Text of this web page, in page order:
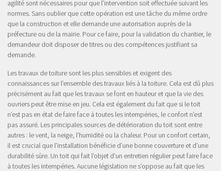
agilité sont nécessaires pour que l’intervention soit effectuée suivant les
normes. Sans oublier que cette opération est une tâche du même ordre
que la construction et elle demande une autorisation auprès de la
préfecture ou de la mairie. Pour ce faire, pour la validation du chantier, le
demandeur doit disposer de titres ou des compétences justifiant sa
demande.
Les travaux de toiture sont les plus sensibles et exigent des
connaissances sur l’ensemble des travaux liés à la toiture. Cela est dû plus
précisément au fait que les travaux se font en hauteur et que la vie des
ouvriers peut être mise en jeu. Cela est également du fait que si le toit
n’est pas en état de faire face à toutes les intempéries, le confort n’est
pas assuré. Les principales sources de détérioration du toit sont entre
autres : le vent, la neige, l’humidité ou la chaleur. Pour un confort certain,
il est crucial que l’installation bénéficie d’une bonne couverture et d’une
durabilité sûre. Un toit qui fait l’objet d’un entretien régulier peut faire face
à toutes les intempéries. Aucune législation ne s’oppose au fait que les